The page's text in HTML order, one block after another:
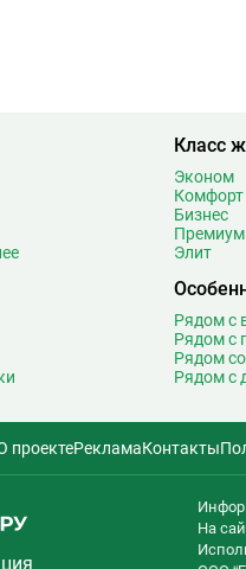
Ленина
Донского
Класс
Эконом
Комфорт
Бизнес
Премиум
Элит
Рядом с
Рядом с
Рядом
Рядом с
проектеРекламаКонтакты
На